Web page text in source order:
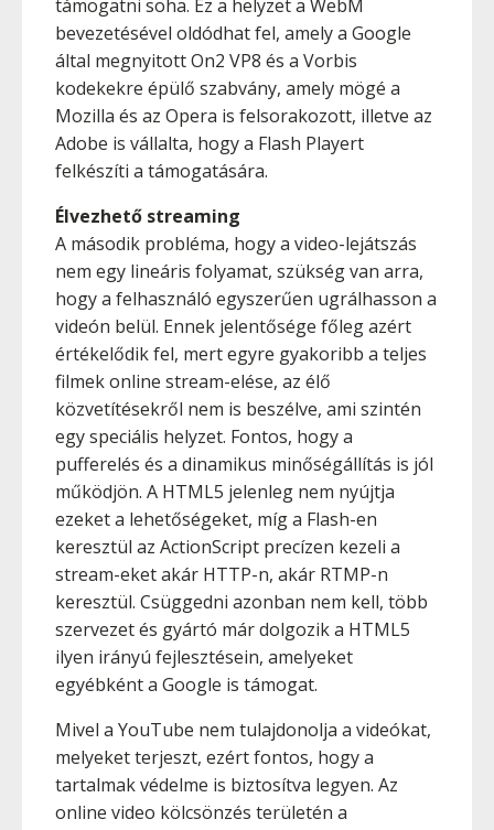
támogatni soha. Ez a helyzet a WebM
bevezetésével oldódhat fel, amely a Google
által megnyitott On2 VP8 és a Vorbis
kodekekre épülő szabvány, amely mögé a
Mozilla és az Opera is felsorakozott, illetve az
Adobe is vállalta, hogy a Flash Playert
felkészíti a támogatására.
Élvezhető streaming
A második probléma, hogy a video-lejátszás
nem egy lineáris folyamat, szükség van arra,
hogy a felhasználó egyszerűen ugrálhasson a
videón belül. Ennek jelentősége főleg azért
értékelődik fel, mert egyre gyakoribb a teljes
filmek online stream-elése, az élő
közvetítésekről nem is beszélve, ami szintén
egy speciális helyzet. Fontos, hogy a
pufferelés és a dinamikus minőségállítás is jól
működjön. A HTML5 jelenleg nem nyújtja
ezeket a lehetőségeket, míg a Flash-en
keresztül az ActionScript precízen kezeli a
stream-eket akár HTTP-n, akár RTMP-n
keresztül. Csüggedni azonban nem kell, több
szervezet és gyártó már dolgozik a HTML5
ilyen irányú fejlesztésein, amelyeket
egyébként a Google is támogat.
Mivel a YouTube nem tulajdonolja a videókat,
melyeket terjeszt, ezért fontos, hogy a
tartalmak védelme is biztosítva legyen. Az
online video kölcsönzés területén a